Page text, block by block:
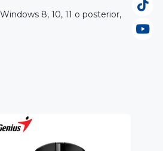
8, 10, 11 o posterior,